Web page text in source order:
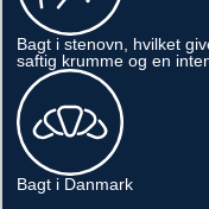
Bagt i stenovn, hvilket
saftig krumme og en
Bagt i Danmark